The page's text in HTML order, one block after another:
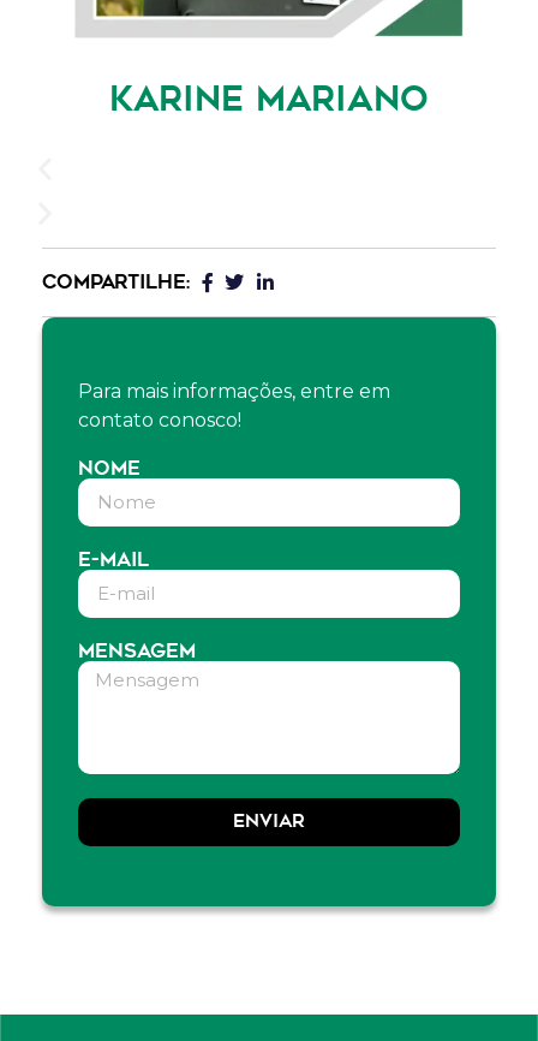
KARINE MARIANO
COMPARTILHE:
Para mais informações, entre em
contato conosco!
NOME
E-MAIL
MENSAGEM
ENVIAR